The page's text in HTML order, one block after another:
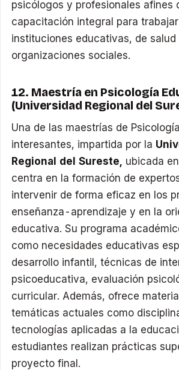
psicólogos y profesionales afines
capacitación integral para
instituciones educativas, de salud
organizaciones sociales.
12. Maestría en Psicología
(Universidad Regional del
Una de las maestrías de
interesantes, impartida por la
Regional del Sureste, ubicada
centra en la formación de
intervenir de forma eficaz en los
enseñanza-aprendizaje y en la
educativa. Su programa
como necesidades educativas
desarrollo infantil, técnicas de
psicoeducativa, evaluación
curricular. Además, ofrece
temáticas actuales como
tecnologías aplicadas a la
estudiantes realizan prácticas
proyecto final.